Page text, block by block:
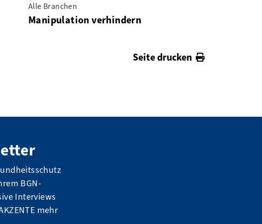
Alle Branchen
Manipulation verhindern
Seite drucken
BGN-
Interviews
mehr